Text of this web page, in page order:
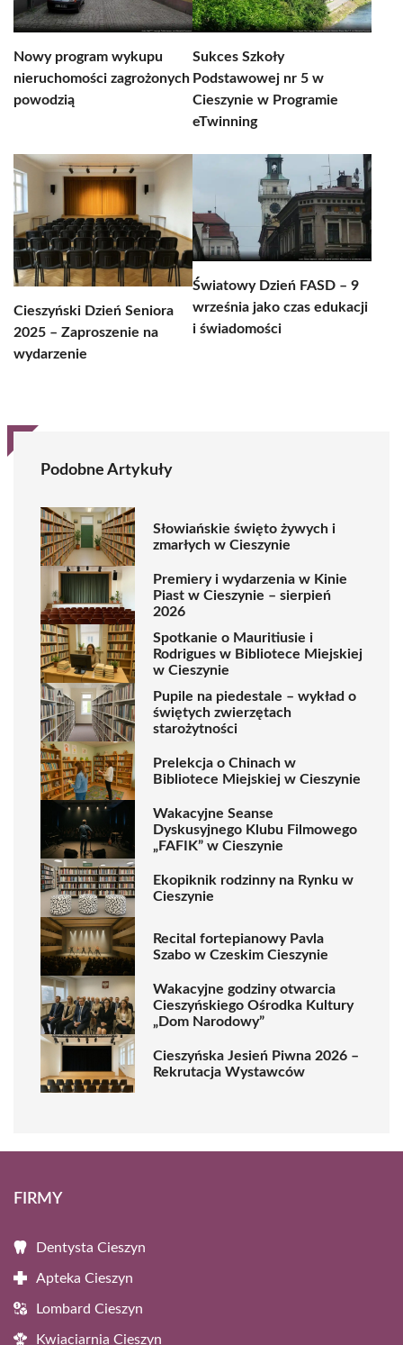
Nowy program wykupu
nieruchomości zagrożonych
powodzią
Sukces Szkoły
Podstawowej nr 5 w
Cieszynie w Programie
eTwinning
Cieszyński Dzień Seniora
2025 – Zaproszenie na
wydarzenie
Światowy Dzień FASD – 9
września jako czas edukacji
i świadomości
Podobne Artykuły
Słowiańskie święto żywych i
zmarłych w Cieszynie
Premiery i wydarzenia w Kinie
Piast w Cieszynie – sierpień
2026
Spotkanie o Mauritiusie i
Rodrigues w Bibliotece Miejskiej
w Cieszynie
Pupile na piedestale – wykład o
świętych zwierzętach
starożytności
Prelekcja o Chinach w
Bibliotece Miejskiej w Cieszynie
Wakacyjne Seanse
Dyskusyjnego Klubu Filmowego
„FAFIK” w Cieszynie
Ekopiknik rodzinny na Rynku w
Cieszynie
Recital fortepianowy Pavla
Szabo w Czeskim Cieszynie
Wakacyjne godziny otwarcia
Cieszyńskiego Ośrodka Kultury
„Dom Narodowy”
Cieszyńska Jesień Piwna 2026 –
Rekrutacja Wystawców
FIRMY
Dentysta Cieszyn
Apteka Cieszyn
Lombard Cieszyn
Kwiaciarnia Cieszyn